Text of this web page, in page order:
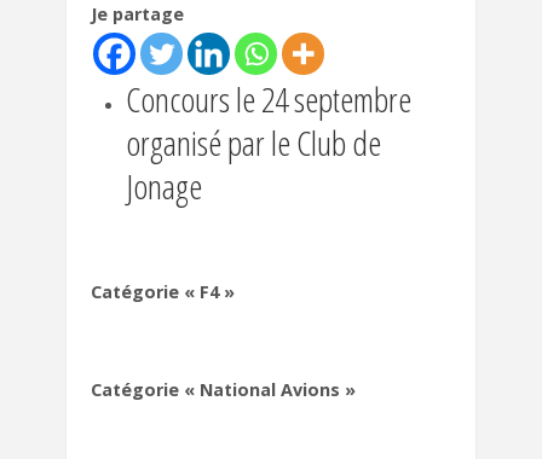
Je partage
Concours le 24 septembre
organisé par le Club de
Jonage
Catégorie « F4 »
Catégorie « National Avions »